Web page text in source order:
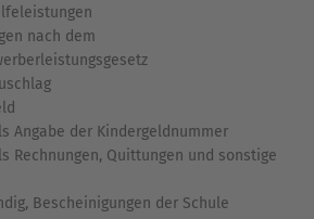
nach dem
Angabe der Kindergeldnummer
Rechnungen, Quittungen und sonstige
Bescheinigungen der Schule